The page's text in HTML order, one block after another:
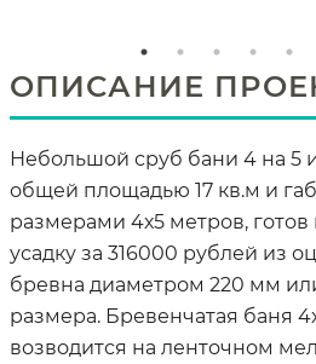
ОПИСАНИЕ
Небольшой сруб бани 4 на 5
общей площадью 17 кв.м и
размерами 4х5 метров, готов
усадку за 316000 рублей из
бревна диаметром 220 мм
размера. Бревенчатая баня
возводится на ленточном